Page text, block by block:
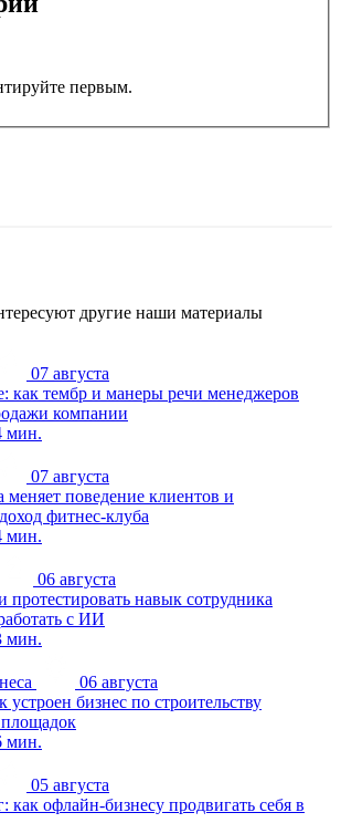
первым.
другие наши материалы
07 августа
как тембр и манеры речи менеджеров
компании
мин.
07 августа
меняет поведение клиентов и
фитнес-клуба
мин.
06 августа
протестировать навык сотрудника
с ИИ
мин.
06 августа
бизнес по строительству
мин.
05 августа
как офлайн-бизнесу продвигать себя в